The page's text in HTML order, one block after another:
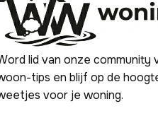
lid van onze community
tips en blijf op de
voor je woning.